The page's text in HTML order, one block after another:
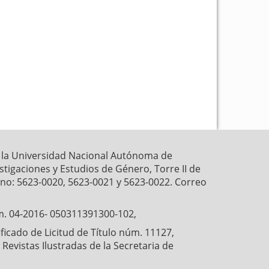
Universidad Nacional Autónoma de
y Estudios de Género, Torre II de
5623-0020, 5623-0021 y 5623-0022. Correo
2016- 050311391300-102,
de Licitud de Título núm. 11127,
Ilustradas de la Secretaria de